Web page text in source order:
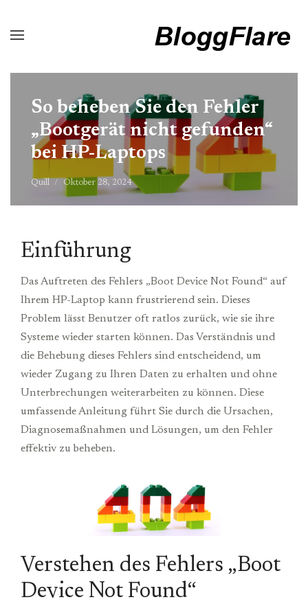
So beheben Sie den Fehler
„Bootgerät nicht gefunden“
bei HP-Laptops
Quill Oktober 28, 2024
Einführung
Das Auftreten des Fehlers „Boot Device Not Found“ auf
Ihrem HP-Laptop kann frustrierend sein. Dieses
Problem lässt Benutzer oft ratlos zurück, wie sie ihre
Systeme wieder starten können. Das Verständnis und
die Behebung dieses Fehlers sind entscheidend, um
wieder Zugang zu Ihren Daten zu erhalten und ohne
Unterbrechungen weiterarbeiten zu können. Diese
umfassende Anleitung führt Sie durch die Ursachen,
Diagnosemaßnahmen und Lösungen, um den Fehler
effektiv zu beheben.
Verstehen des Fehlers „Boot
Device Not Found“